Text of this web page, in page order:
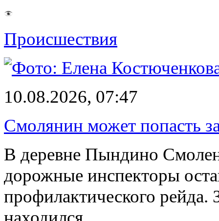
Происшествия
10.08.2026, 07:47
Смолянин может попасть
В деревне Пындино
дорожные инспекторы
профилактического рейда.